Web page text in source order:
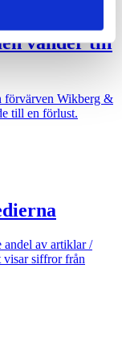
vänder till
förvärven Wikberg &
till en förlust.
andel av artiklar /
visar siffror från